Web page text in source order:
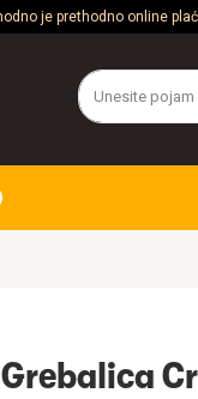
je prethodno online